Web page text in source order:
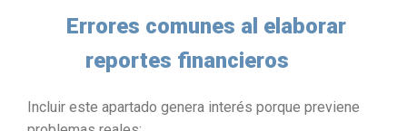
Errores comunes al elaborar
reportes financieros
Incluir este apartado genera interés porque previene